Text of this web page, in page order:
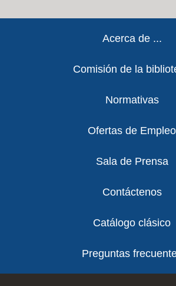
Acerca de ...
Comisión de la
Normativas
Ofertas de Empleo
Sala de Prensa
Contáctenos
Catálogo clásico
Preguntas